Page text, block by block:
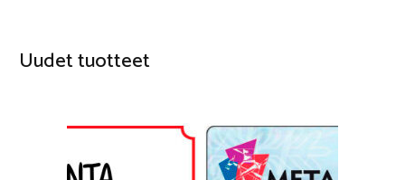
Uudet tuotteet